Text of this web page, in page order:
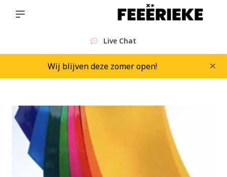
Live Chat
Wij blijven deze zomer open! ×